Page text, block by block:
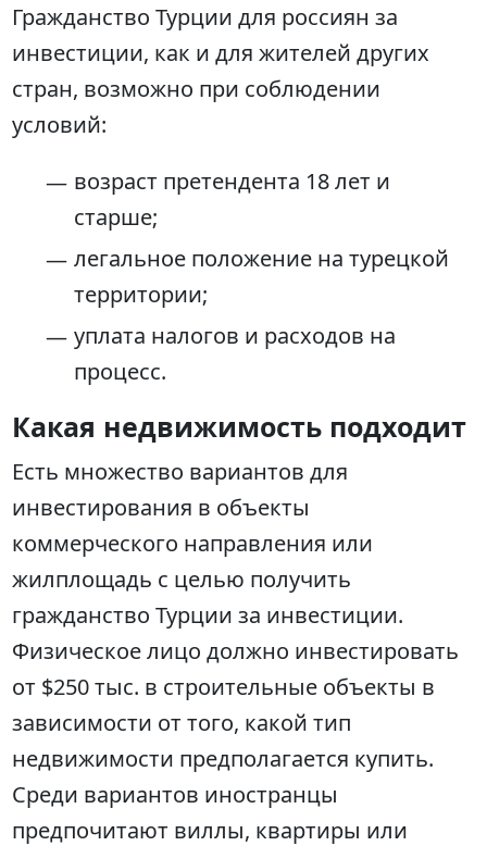
Гражданство Турции для россиян за
инвестиции, как и для жителей других
стран, возможно при соблюдении
условий:
возраст претендента 18 лет и
старше;
легальное положение на турецкой
территории;
уплата налогов и расходов на
процесс.
Какая недвижимость подходит
Есть множество вариантов для
инвестирования в объекты
коммерческого направления или
жилплощадь с целью получить
гражданство Турции за инвестиции.
Физическое лицо должно инвестировать
от $250 тыс. в строительные объекты в
зависимости от того, какой тип
недвижимости предполагается купить.
Среди вариантов иностранцы
предпочитают виллы, квартиры или